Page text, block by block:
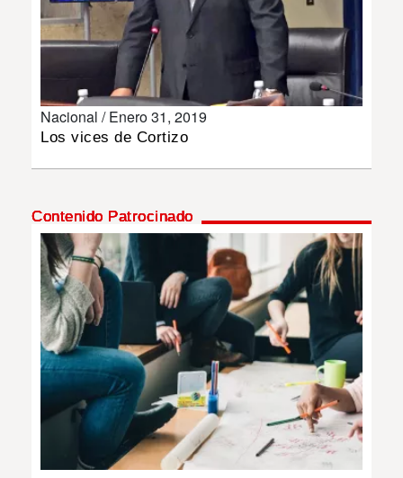
Nacional /Enero 31, 2019
Los vices de Cortizo
Contenido Patrocinado